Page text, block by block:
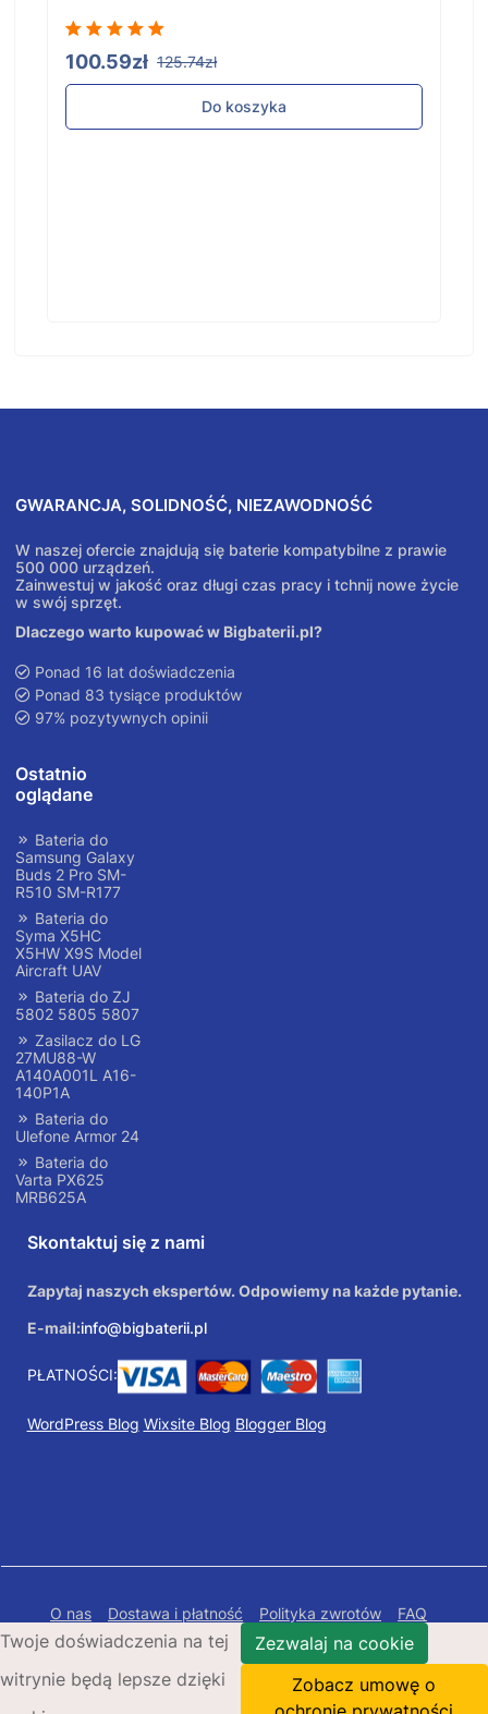
100.59zł 125.74zł
Do koszyka
GWARANCJA, SOLIDNOŚĆ, NIEZAWODNOŚĆ
W naszej ofercie znajdują się baterie kompatybilne z prawie
500 000 urządzeń.
Zainwestuj w jakość oraz długi czas pracy i tchnij nowe życie
w swój sprzęt.
Dlaczego warto kupować w Bigbaterii.pl?
Ponad 16 lat doświadczenia
Ponad 83 tysiące produktów
97% pozytywnych opinii
Ostatnio
oglądane
Bateria do
Samsung Galaxy
Buds 2 Pro SM-
R510 SM-R177
Bateria do
Syma X5HC
X5HW X9S Model
Aircraft UAV
Bateria do ZJ
5802 5805 5807
Zasilacz do LG
27MU88-W
A140A001L A16-
140P1A
Bateria do
Ulefone Armor 24
Bateria do
Varta PX625
MRB625A
Skontaktuj się z nami
Zapytaj naszych ekspertów. Odpowiemy na każde pytanie.
E-mail:info@bigbaterii.pl
PŁATNOŚCI:
WordPress Blog Wixsite Blog Blogger Blog
O nas Dostawa i płatność Polityka zwrotów
FAQ
Polityka prywatności
Mapa Strony
Copyright © 2026 Bigbaterii.pl. Wszelkie prawa
zastrzeżone.
Twoje doświadczenia na tej
witrynie będą lepsze dzięki
Zezwalaj na cookie
Zobacz umowę o